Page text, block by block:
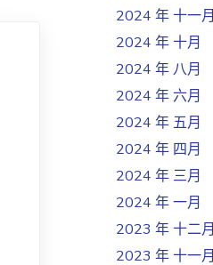
2024 年 十一月
2024 年 十月
2024 年 八月
2024 年 六月
2024 年 五月
2024 年 四月
2024 年 三月
2024 年 一月
2023 年 十二月
2023 年 十一月